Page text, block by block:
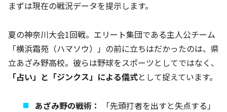
まずは現在の戦況データを提示します。
夏の神奈川大会1回戦。エリート集団である主人公チーム
「横浜霜苑（ハマソウ）」の前に立ちはだかったのは、県
立あざみ野高校。彼らは野球をスポーツとしてではなく、
「占い」と「ジンクス」による儀式として捉えています。
あざみ野の戦術：
「先頭打者を出すと失点する」